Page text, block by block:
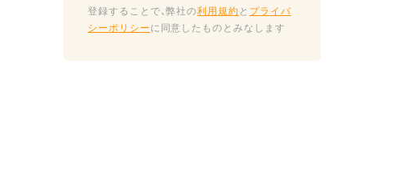
登録することで、弊社の利用規約 と プライバ
シーポリシー に同意したものとみなします